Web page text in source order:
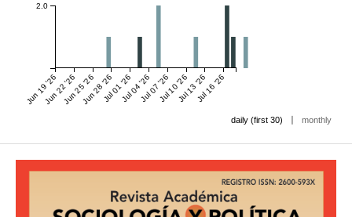
Jun 19 '26Jun 22 '26Jun 25 '26Jun 28 '26Jul 01 '26Jul 04 '26Jul 07 '26Jul 10 '26Jul 13 '26Jul 16 '26
2.0
daily (first 30) | monthly